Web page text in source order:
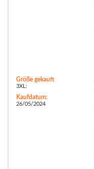
Größe gekauft
3XL:
Kaufdatum:
26/05/2024